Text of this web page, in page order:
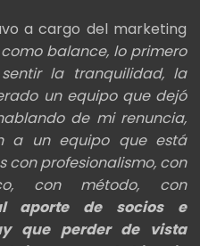
a cargo del marketing
balance, lo primero
la tranquilidad, la
un equipo que dejó
de mi renuncia,
a un equipo que está
con profesionalismo, con
con método, con
aporte de socios e
que perder de vista